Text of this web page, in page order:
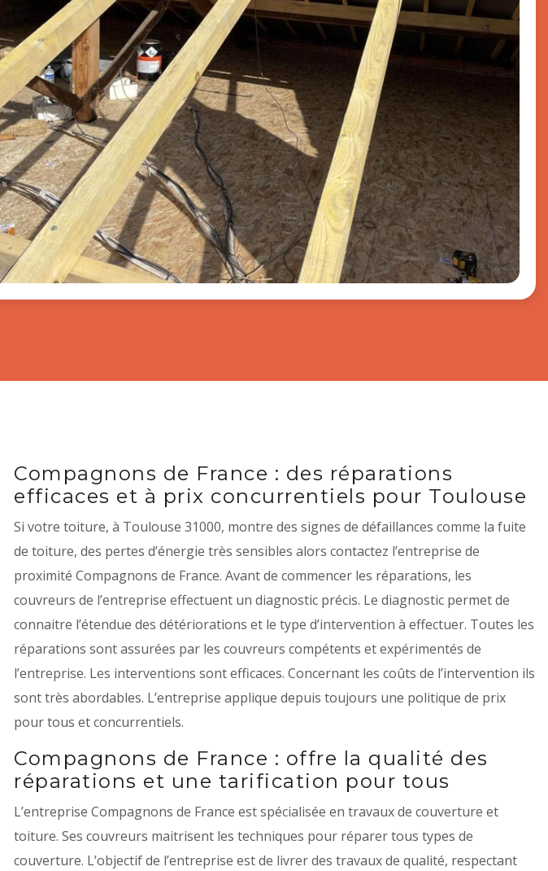
Compagnons de France : des réparations
efficaces et à prix concurrentiels pour Toulouse
Si votre toiture, à Toulouse 31000, montre des signes de défaillances comme la fuite
de toiture, des pertes d’énergie très sensibles alors contactez l’entreprise de
proximité Compagnons de France. Avant de commencer les réparations, les
couvreurs de l’entreprise effectuent un diagnostic précis. Le diagnostic permet de
connaitre l’étendue des détériorations et le type d’intervention à effectuer. Toutes les
réparations sont assurées par les couvreurs compétents et expérimentés de
l’entreprise. Les interventions sont efficaces. Concernant les coûts de l’intervention ils
sont très abordables. L’entreprise applique depuis toujours une politique de prix
pour tous et concurrentiels.
Compagnons de France : offre la qualité des
réparations et une tarification pour tous
L’entreprise Compagnons de France est spécialisée en travaux de couverture et
toiture. Ses couvreurs maitrisent les techniques pour réparer tous types de
couverture. L’objectif de l’entreprise est de livrer des travaux de qualité, respectant